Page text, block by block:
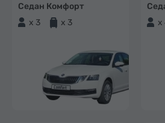
Седан Комфорт
x 3
x 3
x